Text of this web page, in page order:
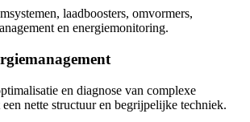
laadboosters, omvormers,
en energiemonitoring.
en diagnose van complexe
nette structuur en begrijpelijke techniek.